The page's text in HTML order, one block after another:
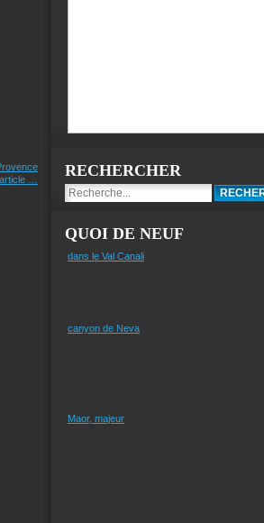
RECHERCHER
QUOI DE NEUF
dans le Val Canali
canyon de Neva
Maor, majeur